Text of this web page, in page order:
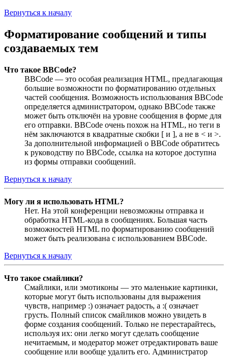
Вернуться к началу
Форматирование сообщений и типы
создаваемых тем
Что такое BBCode?
BBCode — это особая реализация HTML, предлагающая
большие возможности по форматированию отдельных
частей сообщения. Возможность использования BBCode
определяется администратором, однако BBCode также
может быть отключён на уровне сообщения в форме для
его отправки. BBCode очень похож на HTML, но теги в
нём заключаются в квадратные скобки [ и ], а не в < и >.
За дополнительной информацией о BBCode обратитесь
к руководству по BBCode, ссылка на которое доступна
из формы отправки сообщений.
Вернуться к началу
Могу ли я использовать HTML?
Нет. На этой конференции невозможны отправка и
обработка HTML-кода в сообщениях. Большая часть
возможностей HTML по форматированию сообщений
может быть реализована с использованием BBCode.
Вернуться к началу
Что такое смайлики?
Смайлики, или эмотиконы — это маленькие картинки,
которые могут быть использованы для выражения
чувств, например :) означает радость, а :( означает
грусть. Полный список смайликов можно увидеть в
форме создания сообщений. Только не перестарайтесь,
используя их: они легко могут сделать сообщение
нечитаемым, и модератор может отредактировать ваше
сообщение или вообще удалить его. Администратор